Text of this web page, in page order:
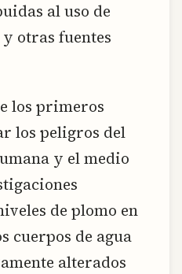
al uso de
otras fuentes
los primeros
los peligros del
y el medio
de plomo en
cuerpos de agua
alterados